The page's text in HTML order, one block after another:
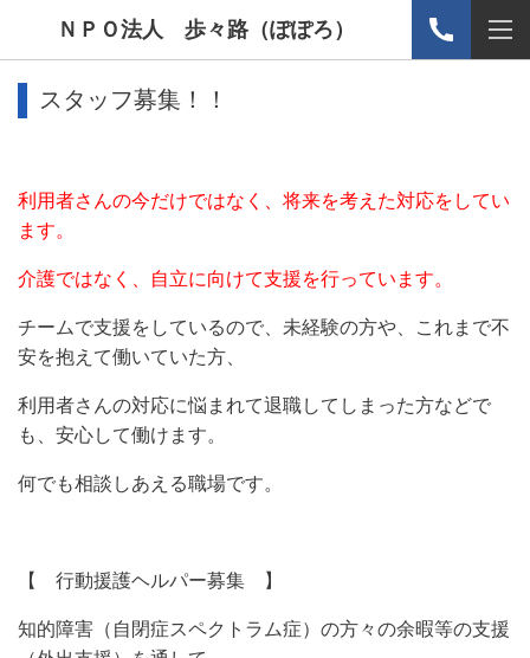
ＮＰＯ法人 歩々路（ぽぽろ）
スタッフ募集！！
利用者さんの今だけではなく、将来を考えた対応をしてい
ます。
介護ではなく、自立に向けて支援を行っています。
チームで支援をしているので、未経験の方や、これまで不
安を抱えて働いていた方、
利用者さんの対応に悩まれて退職してしまった方などで
も、安心して働けます。
何でも相談しあえる職場です。
【 行動援護ヘルパー募集 】
知的障害（自閉症スペクトラム症）の方々の余暇等の支援